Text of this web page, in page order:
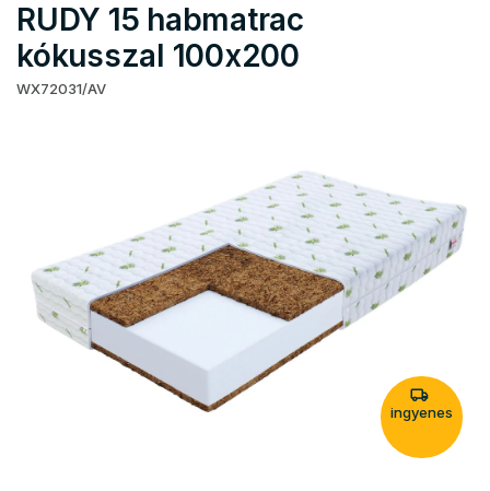
RUDY 15 habmatrac
kókusszal 100x200
WX72031/AV
ingyenes